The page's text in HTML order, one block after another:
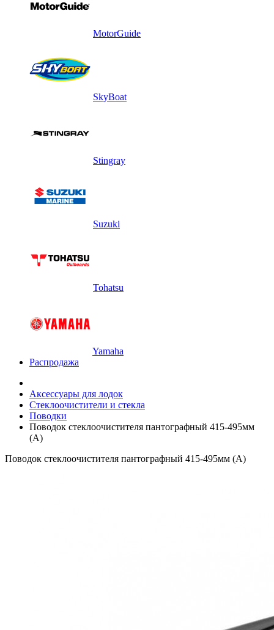
MotorGuide
SkyBoat
Stingray
Suzuki
Tohatsu
Yamaha
Распродажа
Аксессуары для лодок
Стеклоочистители и стекла
Поводки
Поводок стеклоочистителя пантографный 415-495мм
(А)
Поводок стеклоочистителя пантографный 415-495мм (А)